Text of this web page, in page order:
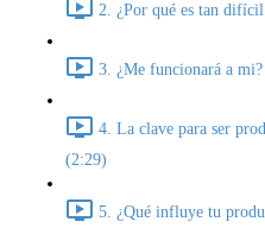
2. ¿Por qué es tan
3. ¿Me funcionará a
4. La clave para ser
(2:29)
5. ¿Qué influye tu